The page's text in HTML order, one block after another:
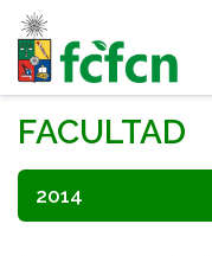
FACULTAD
2014